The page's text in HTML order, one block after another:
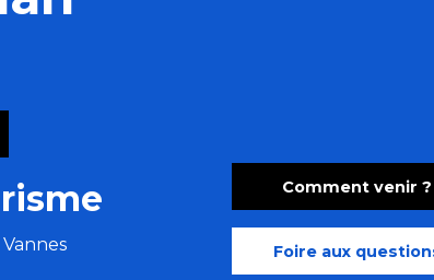
Comment venir ?
Foire aux